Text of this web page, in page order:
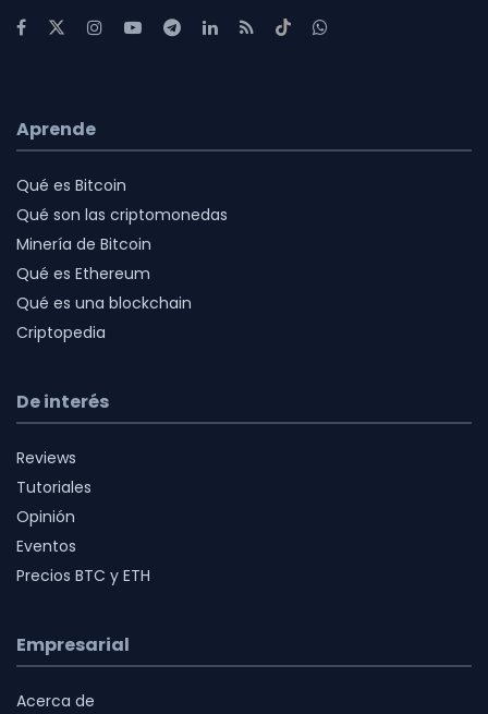
Aprende
Qué es Bitcoin
Qué son las criptomonedas
Minería de Bitcoin
Qué es Ethereum
Qué es una blockchain
Criptopedia
De interés
Reviews
Tutoriales
Opinión
Eventos
Precios BTC y ETH
Empresarial
Acerca de